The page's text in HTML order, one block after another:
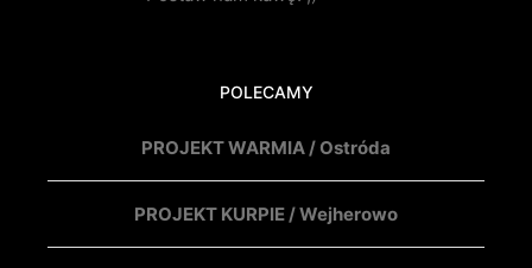
POLECAMY
PROJEKT WARMIA / Ostróda
PROJEKT KURPIE / Wejherowo